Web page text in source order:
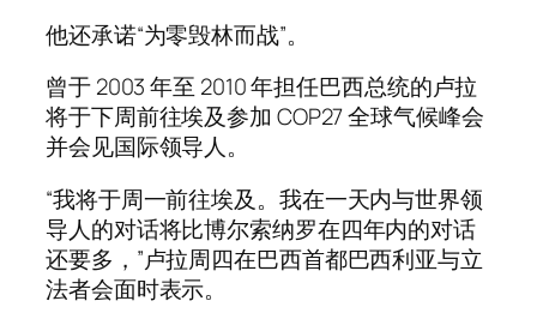
他还承诺“为零毁林而战”。
曾于 2003 年至 2010 年担任巴西总统的卢拉
将于下周前往埃及参加 COP27 全球气候峰会
并会见国际领导人。
“我将于周一前往埃及。我在一天内与世界领
导人的对话将比博尔索纳罗在四年内的对话
还要多，”卢拉周四在巴西首都巴西利亚与立
法者会面时表示。